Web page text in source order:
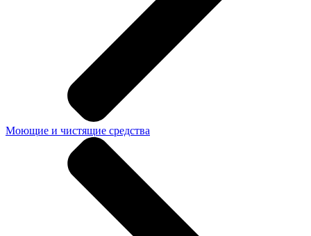
Моющие и чистящие средства